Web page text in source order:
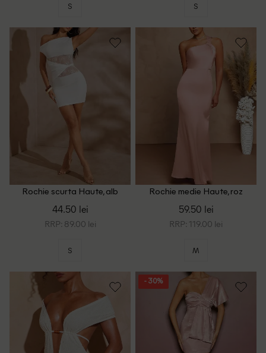
S S
Rochie scurta Haute, alb
44.50 lei
RRP: 89.00 lei
S
Rochie medie Haute, roz
59.50 lei
RRP: 119.00 lei
M
- 30%